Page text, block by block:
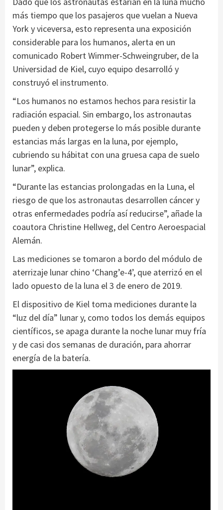
más tiempo que los pasajeros que vuelan a Nueva
York y viceversa, esto representa una exposición
considerable para los humanos, alerta en un
comunicado Robert Wimmer-Schweingruber, de la
Universidad de Kiel, cuyo equipo desarrolló y
construyó el instrumento.
“Los humanos no estamos hechos para resistir la
radiación espacial. Sin embargo, los astronautas
pueden y deben protegerse lo más posible durante
estancias más largas en la luna, por ejemplo,
cubriendo su hábitat con una gruesa capa de suelo
lunar”, explica.
“Durante las estancias prolongadas en la Luna, el
riesgo de que los astronautas desarrollen cáncer y
otras enfermedades podría así reducirse”, añade la
coautora Christine Hellweg, del Centro Aeroespacial
Alemán.
Las mediciones se tomaron a bordo del módulo de
aterrizaje lunar chino ‘Chang’e-4’, que aterrizó en el
lado opuesto de la luna el 3 de enero de 2019.
El dispositivo de Kiel toma mediciones durante la
“luz del día” lunar y, como todos los demás equipos
científicos, se apaga durante la noche lunar muy fría
y de casi dos semanas de duración, para ahorrar
energía de la batería.